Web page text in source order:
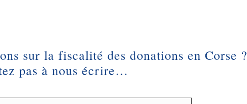
sur la fiscalité des donations en Corse ?
pas à nous écrire…